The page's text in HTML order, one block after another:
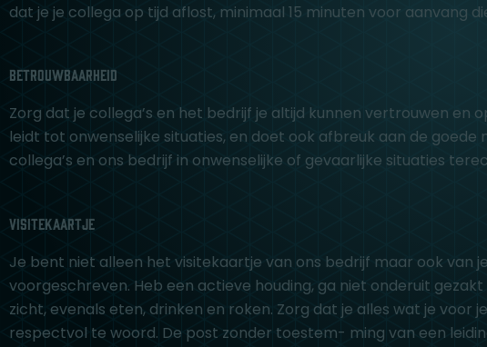
dat je je collega op tijd aflost, minimaal 15 minuten voor aanvang
Betrouwbaarheid
Zorg dat je collega’s en het bedrijf je altijd kunnen vertrouwen en
leidt tot onwenselijke situaties, en doet ook afbreuk aan de
collega’s en ons bedrijf in onwenselijke of gevaarlijke situaties
Visitekaartje
Je bent niet alleen het visitekaartje van ons bedrijf maar ook van
voorgeschreven. Heb een actieve houding, ga niet onderuit
zicht, evenals eten, drinken en roken. Zorg dat je alles wat je
respectvol te woord. De post zonder toestem- ming van een